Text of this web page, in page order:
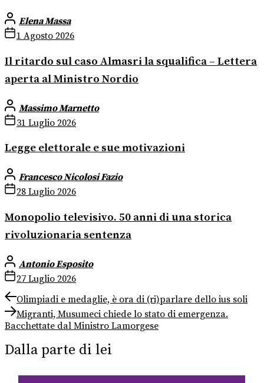
Elena Massa
1 Agosto 2026
Il ritardo sul caso Almasri la squalifica – Lettera
aperta al Ministro Nordio
Massimo Marnetto
31 Luglio 2026
Legge elettorale e sue motivazioni
Francesco Nicolosi Fazio
28 Luglio 2026
Monopolio televisivo. 50 anni di una storica
rivoluzionaria sentenza
Antonio Esposito
27 Luglio 2026
Navigazione
articoli
Previous
post:
Olimpiadi e medaglie, è ora di (ri)parlare dello ius soli
Next
post:
Migranti, Musumeci chiede lo stato di emergenza.
Bacchettate dal Ministro Lamorgese
Dalla parte di lei